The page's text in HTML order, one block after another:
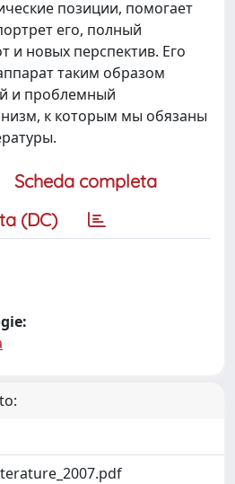
позиции, помогает
его, полный
и новых перспектив. Его
таким образом
и проблемный
к которым мы обязаны
Scheda completa
(DC)